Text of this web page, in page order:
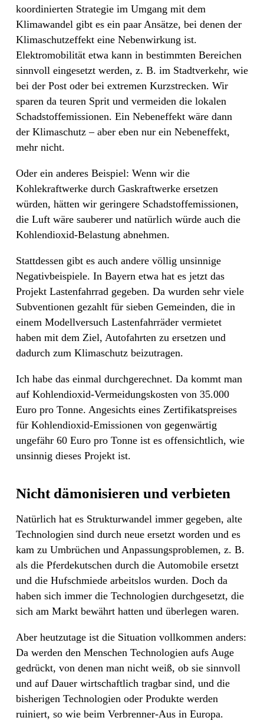
koordinierten Strategie im Umgang mit dem
Klimawandel gibt es ein paar Ansätze, bei denen der
Klimaschutzeffekt eine Nebenwirkung ist.
Elektromobilität etwa kann in bestimmten Bereichen
sinnvoll eingesetzt werden, z. B. im Stadtverkehr, wie
bei der Post oder bei extremen Kurzstrecken. Wir
sparen da teuren Sprit und vermeiden die lokalen
Schadstoffemissionen. Ein Nebeneffekt wäre dann
der Klimaschutz – aber eben nur ein Nebeneffekt,
mehr nicht.
Oder ein anderes Beispiel: Wenn wir die
Kohlekraftwerke durch Gaskraftwerke ersetzen
würden, hätten wir geringere Schadstoffemissionen,
die Luft wäre sauberer und natürlich würde auch die
Kohlendioxid-Belastung abnehmen.
Stattdessen gibt es auch andere völlig unsinnige
Negativbeispiele. In Bayern etwa hat es jetzt das
Projekt Lastenfahrrad gegeben. Da wurden sehr viele
Subventionen gezahlt für sieben Gemeinden, die in
einem Modellversuch Lastenfahrräder vermietet
haben mit dem Ziel, Autofahrten zu ersetzen und
dadurch zum Klimaschutz beizutragen.
Ich habe das einmal durchgerechnet. Da kommt man
auf Kohlendioxid-Vermeidungskosten von 35.000
Euro pro Tonne. Angesichts eines Zertifikatspreises
für Kohlendioxid-Emissionen von gegenwärtig
ungefähr 60 Euro pro Tonne ist es offensichtlich, wie
unsinnig dieses Projekt ist.
Nicht dämonisieren und verbieten
Natürlich hat es Strukturwandel immer gegeben, alte
Technologien sind durch neue ersetzt worden und es
kam zu Umbrüchen und Anpassungsproblemen, z. B.
als die Pferdekutschen durch die Automobile ersetzt
und die Hufschmiede arbeitslos wurden. Doch da
haben sich immer die Technologien durchgesetzt, die
sich am Markt bewährt hatten und überlegen waren.
Aber heutzutage ist die Situation vollkommen anders:
Da werden den Menschen Technologien aufs Auge
gedrückt, von denen man nicht weiß, ob sie sinnvoll
und auf Dauer wirtschaftlich tragbar sind, und die
bisherigen Technologien oder Produkte werden
ruiniert, so wie beim Verbrenner-Aus in Europa.